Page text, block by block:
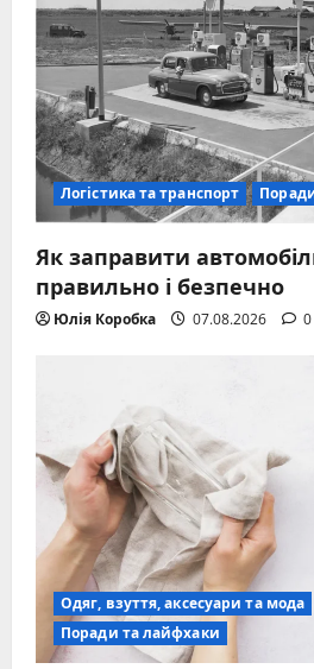
Логістика та транспорт
Як заправити
правильно і безпечно
Юлія Коробка 07.08.2026 0
Одяг, взуття, аксесуари та мода
Поради та лайфхаки